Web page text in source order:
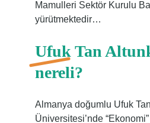
Mamulleri Sektör Kurulu
yürütmektedir…
Ufuk Tan
nereli?
Almanya doğumlu Ufuk
Üniversitesi’nde